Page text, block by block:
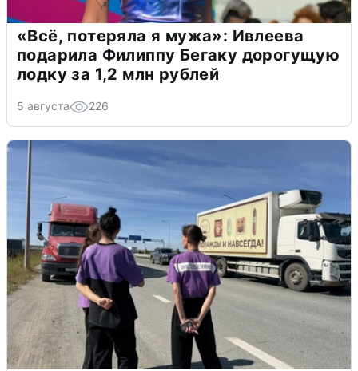
«Всё, потеряла я мужа»: Ивлеева
подарила Филиппу Бегаку дорогущую
лодку за 1,2 млн рублей
5 августа 226